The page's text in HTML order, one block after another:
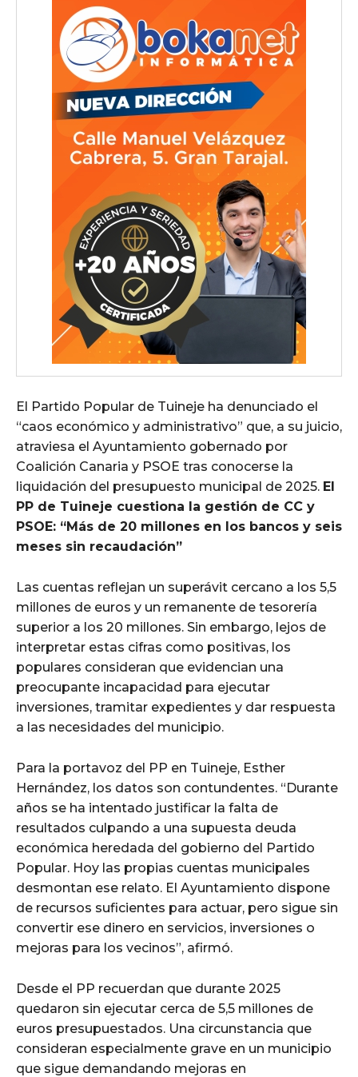
El Partido Popular de Tuineje ha denunciado el
“caos económico y administrativo” que, a su juicio,
atraviesa el Ayuntamiento gobernado por
Coalición Canaria y PSOE tras conocerse la
liquidación del presupuesto municipal de 2025. El
PP de Tuineje cuestiona la gestión de CC y
PSOE: “Más de 20 millones en los bancos y seis
meses sin recaudación”
Las cuentas reflejan un superávit cercano a los 5,5
millones de euros y un remanente de tesorería
superior a los 20 millones. Sin embargo, lejos de
interpretar estas cifras como positivas, los
populares consideran que evidencian una
preocupante incapacidad para ejecutar
inversiones, tramitar expedientes y dar respuesta
a las necesidades del municipio.
Para la portavoz del PP en Tuineje, Esther
Hernández, los datos son contundentes. “Durante
años se ha intentado justificar la falta de
resultados culpando a una supuesta deuda
económica heredada del gobierno del Partido
Popular. Hoy las propias cuentas municipales
desmontan ese relato. El Ayuntamiento dispone
de recursos suficientes para actuar, pero sigue sin
convertir ese dinero en servicios, inversiones o
mejoras para los vecinos”, afirmó.
Desde el PP recuerdan que durante 2025
quedaron sin ejecutar cerca de 5,5 millones de
euros presupuestados. Una circunstancia que
consideran especialmente grave en un municipio
que sigue demandando mejoras en